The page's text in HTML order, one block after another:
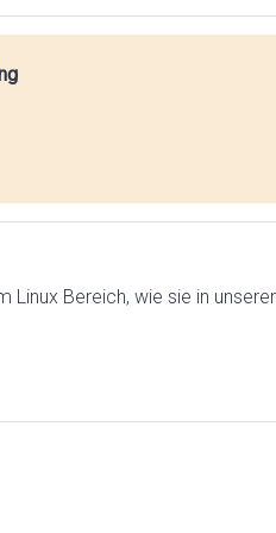
Linux Bereich, wie sie in